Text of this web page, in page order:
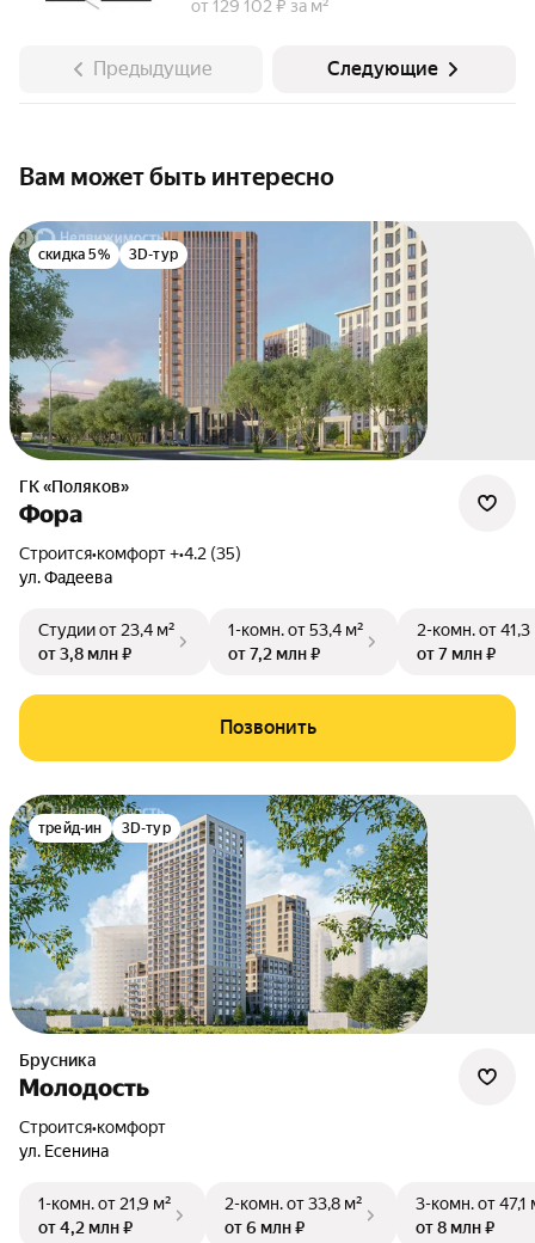
от 129 102 ₽ за м²
Предыдущие Следующие
Вам может быть интересно
скидка 5% 3D-тур
ГК «Поляков»
Фора
Строится•комфорт +•4.2 (35)
ул. Фадеева
Студииот 23,4 м²
от 3,8 млн ₽
1-комн.от 53,4 м²
от 7,2 млн ₽
2-комн.от 41,3
от 7 млн ₽
Позвонить
трейд-ин 3D-тур
Брусника
Молодость
Строится•комфорт
ул. Есенина
1-комн.от 21,9 м²
от 4,2 млн ₽
2-комн.от 33,8 м²
от 6 млн ₽
3-комн.от 47,1
от 8 млн ₽